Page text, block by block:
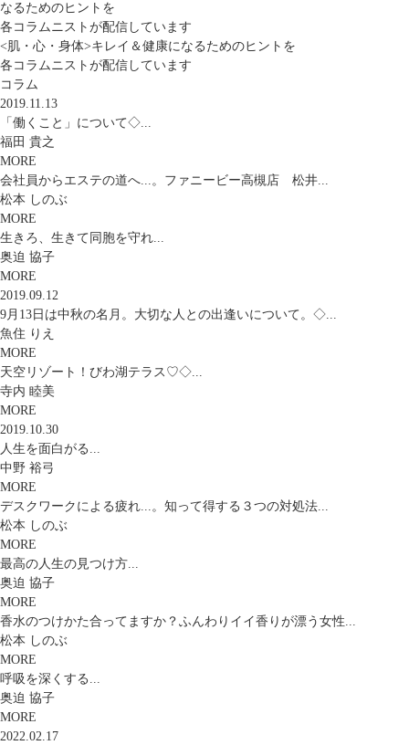
なるためのヒントを
各コラムニストが配信しています
<肌・心・身体>キレイ＆健康になるためのヒントを
各コラムニストが配信しています
コラム
2019.11.13
「働くこと」について◇...
福田 貴之
MORE
会社員からエステの道へ...。ファニービー高槻店 松井...
松本 しのぶ
MORE
生きろ、生きて同胞を守れ...
奥迫 協子
MORE
2019.09.12
9月13日は中秋の名月。大切な人との出逢いについて。◇...
魚住 りえ
MORE
天空リゾート！びわ湖テラス♡◇...
寺内 睦美
MORE
2019.10.30
人生を面白がる...
中野 裕弓
MORE
デスクワークによる疲れ...。知って得する３つの対処法...
松本 しのぶ
MORE
最高の人生の見つけ方...
奥迫 協子
MORE
香水のつけかた合ってますか？ふんわりイイ香りが漂う女性...
松本 しのぶ
MORE
呼吸を深くする...
奥迫 協子
MORE
2022.02.17